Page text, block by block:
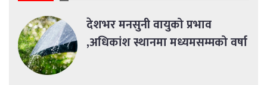
देशभर मनसुनी वायुको प्रभाव
,अधिकांश स्थानमा मध्यमसम्मको वर्षा